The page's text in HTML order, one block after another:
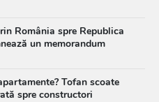
România spre Republica
un memorandum
Tofan scoate
spre constructori